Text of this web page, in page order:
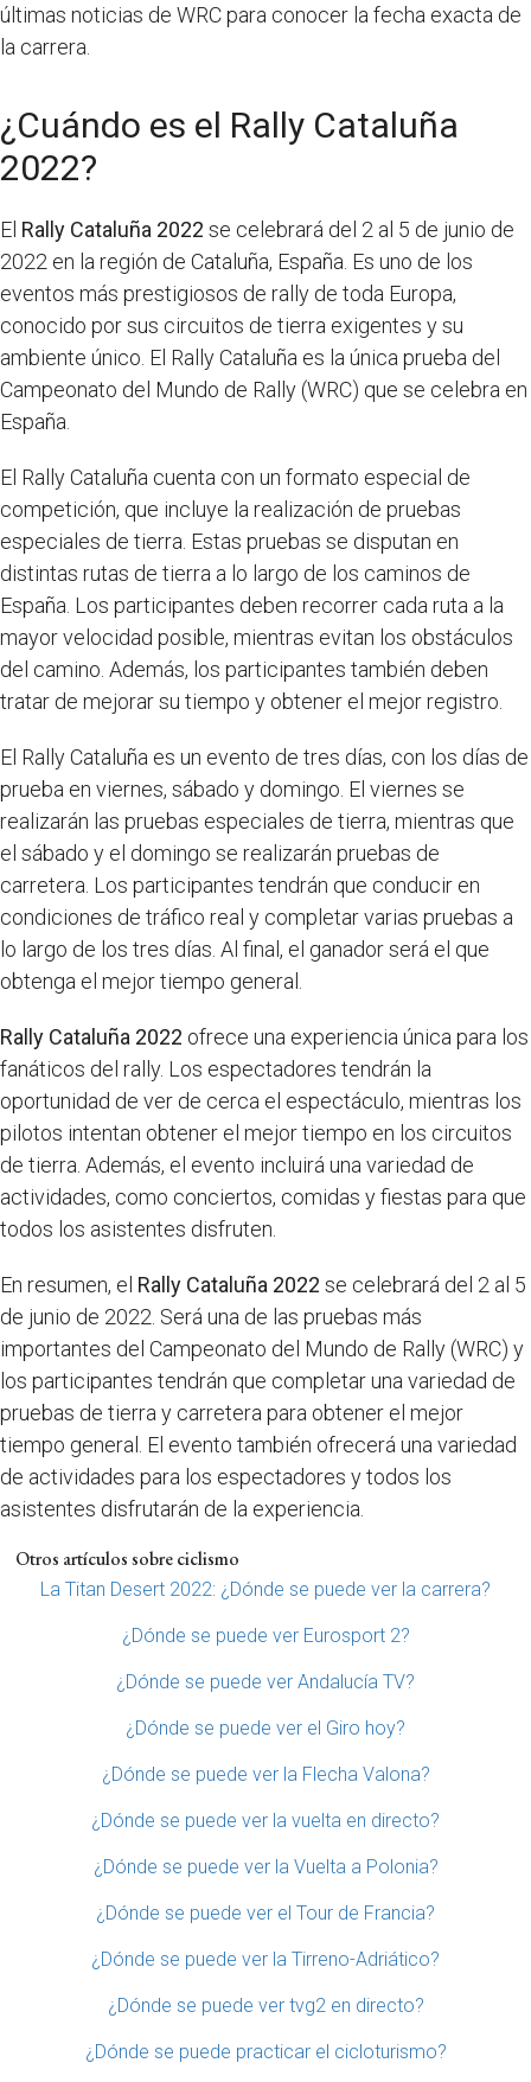
últimas noticias de WRC para conocer la fecha exacta de
la carrera.
¿Cuándo es el Rally Cataluña
2022?
El Rally Cataluña 2022 se celebrará del 2 al 5 de junio de
2022 en la región de Cataluña, España. Es uno de los
eventos más prestigiosos de rally de toda Europa,
conocido por sus circuitos de tierra exigentes y su
ambiente único. El Rally Cataluña es la única prueba del
Campeonato del Mundo de Rally (WRC) que se celebra en
España.
El Rally Cataluña cuenta con un formato especial de
competición, que incluye la realización de pruebas
especiales de tierra. Estas pruebas se disputan en
distintas rutas de tierra a lo largo de los caminos de
España. Los participantes deben recorrer cada ruta a la
mayor velocidad posible, mientras evitan los obstáculos
del camino. Además, los participantes también deben
tratar de mejorar su tiempo y obtener el mejor registro.
El Rally Cataluña es un evento de tres días, con los días de
prueba en viernes, sábado y domingo. El viernes se
realizarán las pruebas especiales de tierra, mientras que
el sábado y el domingo se realizarán pruebas de
carretera. Los participantes tendrán que conducir en
condiciones de tráfico real y completar varias pruebas a
lo largo de los tres días. Al final, el ganador será el que
obtenga el mejor tiempo general.
Rally Cataluña 2022 ofrece una experiencia única para los
fanáticos del rally. Los espectadores tendrán la
oportunidad de ver de cerca el espectáculo, mientras los
pilotos intentan obtener el mejor tiempo en los circuitos
de tierra. Además, el evento incluirá una variedad de
actividades, como conciertos, comidas y fiestas para que
todos los asistentes disfruten.
En resumen, el Rally Cataluña 2022 se celebrará del 2 al 5
de junio de 2022. Será una de las pruebas más
importantes del Campeonato del Mundo de Rally (WRC) y
los participantes tendrán que completar una variedad de
pruebas de tierra y carretera para obtener el mejor
tiempo general. El evento también ofrecerá una variedad
de actividades para los espectadores y todos los
asistentes disfrutarán de la experiencia.
Otros artículos sobre ciclismo
La Titan Desert 2022: ¿Dónde se puede ver la carrera?
¿Dónde se puede ver Eurosport 2?
¿Dónde se puede ver Andalucía TV?
¿Dónde se puede ver el Giro hoy?
¿Dónde se puede ver la Flecha Valona?
¿Dónde se puede ver la vuelta en directo?
¿Dónde se puede ver la Vuelta a Polonia?
¿Dónde se puede ver el Tour de Francia?
¿Dónde se puede ver la Tirreno-Adriático?
¿Dónde se puede ver tvg2 en directo?
¿Dónde se puede practicar el cicloturismo?